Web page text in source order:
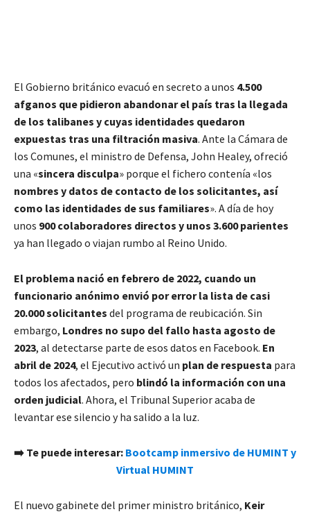
El Gobierno británico evacuó en secreto a unos 4.500
afganos que pidieron abandonar el país tras la llegada
de los talibanes y cuyas identidades quedaron
expuestas tras una filtración masiva. Ante la Cámara de
los Comunes, el ministro de Defensa, John Healey, ofreció
una «sincera disculpa» porque el fichero contenía «los
nombres y datos de contacto de los solicitantes, así
como las identidades de sus familiares». A día de hoy
unos 900 colaboradores directos y unos 3.600 parientes
ya han llegado o viajan rumbo al Reino Unido.
El problema nació en febrero de 2022, cuando un
funcionario anónimo envió por error la lista de casi
20.000 solicitantes del programa de reubicación. Sin
embargo, Londres no supo del fallo hasta agosto de
2023, al detectarse parte de esos datos en Facebook. En
abril de 2024, el Ejecutivo activó un plan de respuesta para
todos los afectados, pero blindó la información con una
orden judicial. Ahora, el Tribunal Superior acaba de
levantar ese silencio y ha salido a la luz.
➡️ Te puede interesar: Bootcamp inmersivo de HUMINT y
Virtual HUMINT
El nuevo gabinete del primer ministro británico, Keir